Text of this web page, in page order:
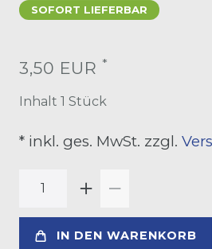
SOFORT LIEFERBAR
3,50 EUR *
Inhalt 1 Stück
* inkl. ges. MwSt. zzgl.
IN DEN WARENKORB